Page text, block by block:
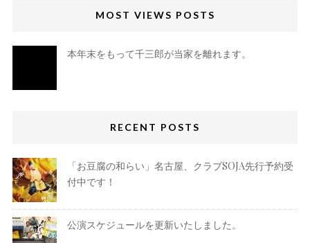
MOST VIEWS POSTS
本年末をもって千三郎が当家を離れます。
RECENT POSTS
「お豆腐の和らい」名古屋、クラブSOJA先行予約受
付中です！
公演スケジュールを更新いたしました。